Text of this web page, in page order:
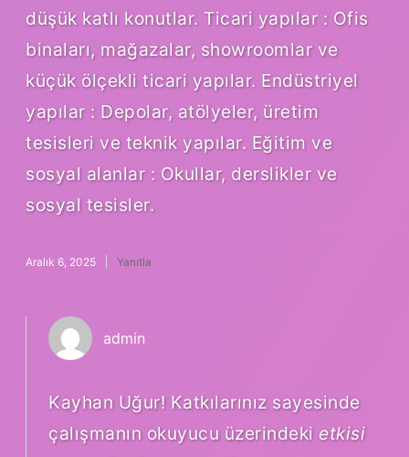
düşük katlı konutlar. Ticari yapılar : Ofis
binaları, mağazalar, showroomlar ve
küçük ölçekli ticari yapılar. Endüstriyel
yapılar : Depolar, atölyeler, üretim
tesisleri ve teknik yapılar. Eğitim ve
sosyal alanlar : Okullar, derslikler ve
sosyal tesisler.
Aralık 6, 2025 Yanıtla
admin
Kayhan Uğur! Katkılarınız sayesinde
çalışmanın okuyucu üzerindeki etkisi